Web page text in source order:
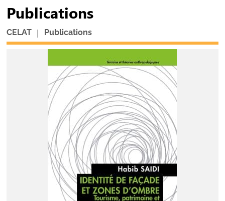
Publications
CELAT | Publications